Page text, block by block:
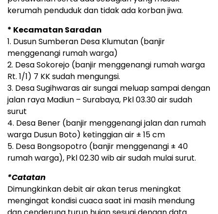
kerumah penduduk dan tidak ada korban jiwa.
* Kecamatan Saradan
1. Dusun Sumberan Desa Klumutan (banjir
menggenangi rumah warga)
2. Desa Sokorejo (banjir menggenangi rumah warga
Rt. 1/1) 7 KK sudah mengungsi.
3. Desa Sugihwaras air sungai meluap sampai dengan
jalan raya Madiun – Surabaya, Pkl 03.30 air sudah
surut
4. Desa Bener (banjir menggenangi jalan dan rumah
warga Dusun Boto) ketinggian air ± 15 cm
5. Desa Bongsopotro (banjir menggenangi ± 40
rumah warga), Pkl 02.30 wib air sudah mulai surut.
*Catatan
Dimungkinkan debit air akan terus meningkat
mengingat kondisi cuaca saat ini masih mendung